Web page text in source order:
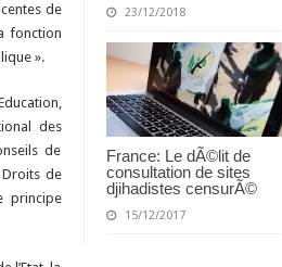
23/12/2018
France: Le dÃ©lit de
consultation de sites
djihadistes censurÃ©
15/12/2017
de
fonction
».
des
de
Droits de
principe